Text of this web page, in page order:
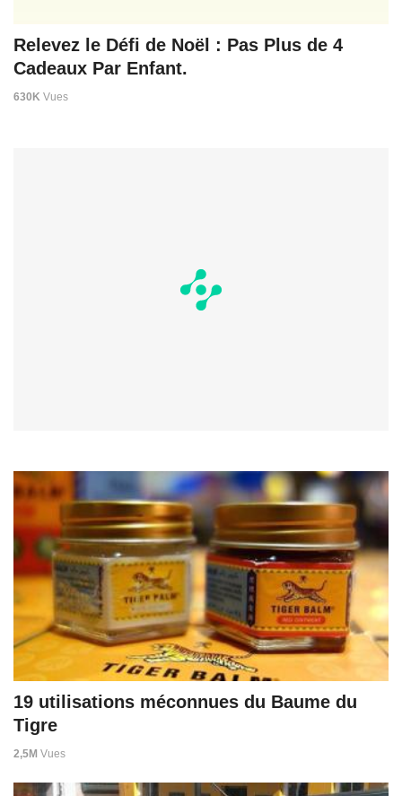
Relevez le Défi de Noël : Pas Plus de 4
Cadeaux Par Enfant.
630K Vues
19 utilisations méconnues du Baume du
Tigre
2,5M Vues